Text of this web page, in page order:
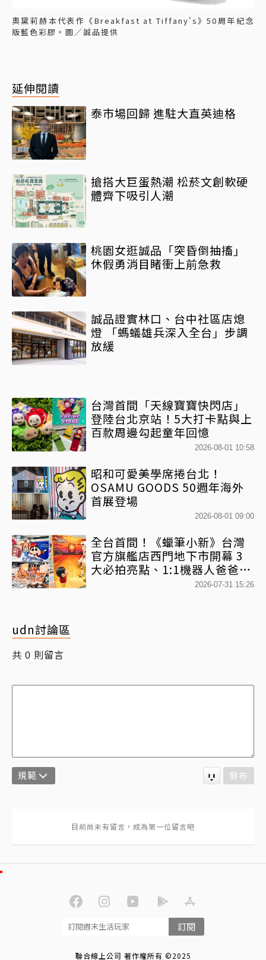
奧黛莉赫本代表作《Breakfast at Tiffany's》50周年紀念
版藍色彩膠。圖／誠品提供
延伸閱讀
泰市場回歸 進駐大直英迪格
搶搭大巨蛋熱潮 松菸文創軟硬
體齊下吸引人潮
桃園女逛誠品「突昏倒抽搐」
休假勇消目睹衝上前急救
誠品證實林口、台中社區店熄
燈 「螞蟻雄兵深入全台」步調
放緩
台灣首間「天線寶寶快閃店」
登陸台北京站！5大打卡點與上
百款周邊勾起童年回憶
2026-08-01 10:58
昭和可愛美學席捲台北！
OSAMU GOODS 50週年海外
首展登場
2026-08-01 09:00
全台首間！《蠟筆小新》台灣
官方旗艦店西門地下市開幕 3
大必拍亮點、1:1機器人爸爸、
百款日本直送周邊快搶2026-07-31 15:26
udn討論區
共 0 則留言
規範 發布
訂閱
聯合線上公司 著作權所有 ©2025